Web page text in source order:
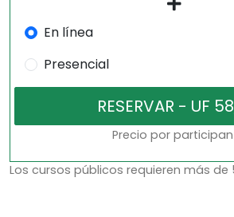
En línea
Presencial
Precio por
Los cursos públicos requieren más